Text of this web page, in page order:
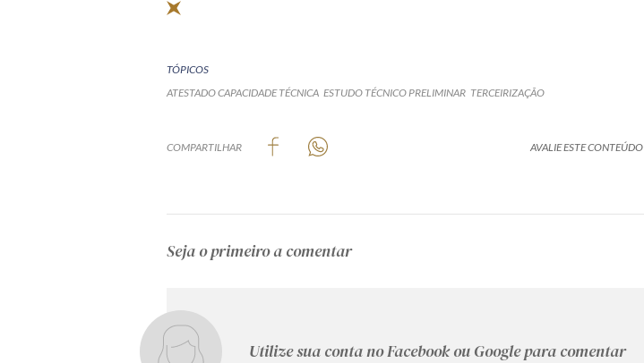
TÓPICOS
ATESTADO CAPACIDADE TÉCNICA ESTUDO TÉCNICO PRELIMINAR TERCEIRIZAÇÃO
COMPARTILHAR AVALIE ESTE CONTEÚDO
Seja o primeiro a comentar
Utilize sua conta no Facebook ou Google para comentar